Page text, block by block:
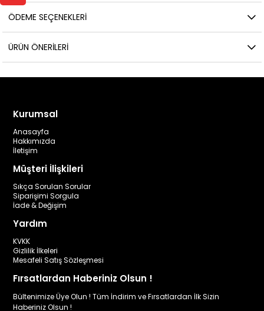
ÖDEME SEÇENEKLERI
ÜRÜN ÖNERILERI
Kurumsal
Anasayfa
Hakkımızda
İletişim
Müşteri İlişkileri
Sıkça Sorulan Sorular
Siparişimi Sorgula
İade & Değişim
Yardım
KVKK
Gizlilik İlkeleri
Mesafeli Satış Sözleşmesi
Fırsatlardan Haberiniz Olsun !
Bültenimize Üye Olun ! Tüm İndirim ve Fırsatlardan İlk Sizin
Haberiniz Olsun !